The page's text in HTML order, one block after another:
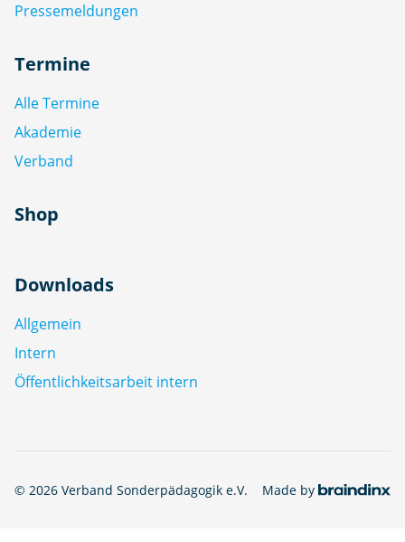
Pressemeldungen
Termine
Alle Termine
Akademie
Verband
Shop
Downloads
Allgemein
Intern
Öffentlichkeitsarbeit intern
© 2026 Verband Sonderpädagogik e.V. Made by